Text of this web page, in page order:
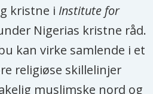
kristne i Institute for
Nigerias kristne råd.
kan virke samlende i et
religiøse skillelinjer
muslimske nord og